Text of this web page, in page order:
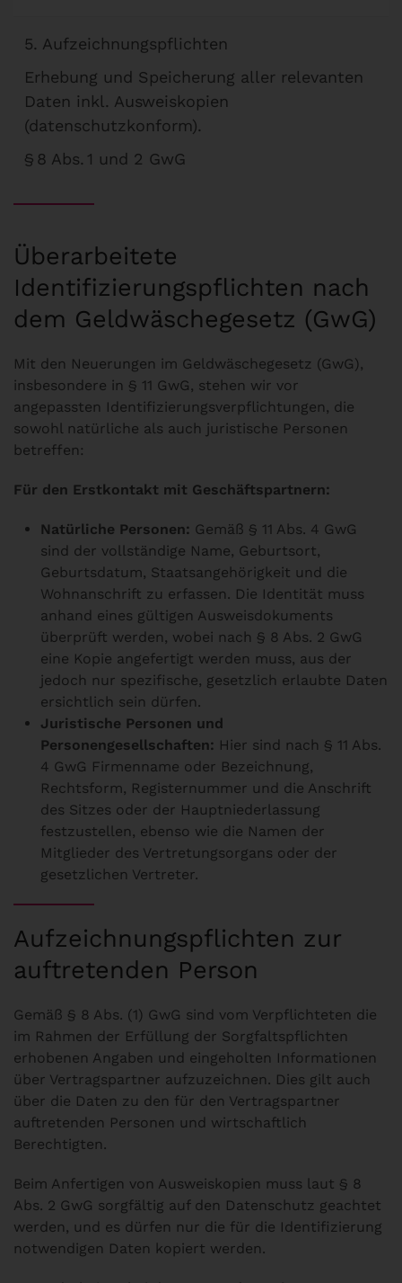
5. Aufzeichnungspflichten
Erhebung und Speicherung aller relevanten
Daten inkl. Ausweiskopien
(datenschutzkonform).
§ 8 Abs. 1 und 2 GwG
Überarbeitete
Identifizierungspflichten nach
dem Geldwäschegesetz (GwG)
Mit den Neuerungen im Geldwäschegesetz (GwG),
insbesondere in § 11 GwG, stehen wir vor
angepassten Identifizierungsverpflichtungen, die
sowohl natürliche als auch juristische Personen
betreffen:
Für den Erstkontakt mit Geschäftspartnern:
Natürliche Personen: Gemäß § 11 Abs. 4 GwG
sind der vollständige Name, Geburtsort,
Geburtsdatum, Staatsangehörigkeit und die
Wohnanschrift zu erfassen. Die Identität muss
anhand eines gültigen Ausweisdokuments
überprüft werden, wobei nach § 8 Abs. 2 GwG
eine Kopie angefertigt werden muss, aus der
jedoch nur spezifische, gesetzlich erlaubte Daten
ersichtlich sein dürfen.
Juristische Personen und
Personengesellschaften: Hier sind nach § 11 Abs.
4 GwG Firmenname oder Bezeichnung,
Rechtsform, Registernummer und die Anschrift
des Sitzes oder der Hauptniederlassung
festzustellen, ebenso wie die Namen der
Mitglieder des Vertretungsorgans oder der
gesetzlichen Vertreter.
Aufzeichnungspflichten zur
auftretenden Person
Gemäß § 8 Abs. (1) GwG sind vom Verpflichteten die
im Rahmen der Erfüllung der Sorgfaltspflichten
erhobenen Angaben und eingeholten Informationen
über Vertragspartner aufzuzeichnen. Dies gilt auch
über die Daten zu den für den Vertragspartner
auftretenden Personen und wirtschaftlich
Berechtigten.
Beim Anfertigen von Ausweiskopien muss laut § 8
Abs. 2 GwG sorgfältig auf den Datenschutz geachtet
werden, und es dürfen nur die für die Identifizierung
notwendigen Daten kopiert werden.